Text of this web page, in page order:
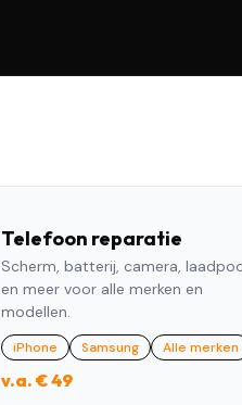
Telefoon reparatie
Scherm, batterij, camera,
en meer voor alle merken en
modellen.
iPhone Samsung Alle merken
v.a. € 49